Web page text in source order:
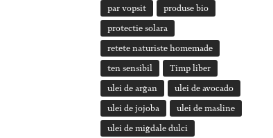
par vopsit produse bio
protectie solara
retete naturiste homemade
ten sensibil Timp liber
ulei de argan ulei de avocado
ulei de jojoba ulei de masline
ulei de migdale dulci